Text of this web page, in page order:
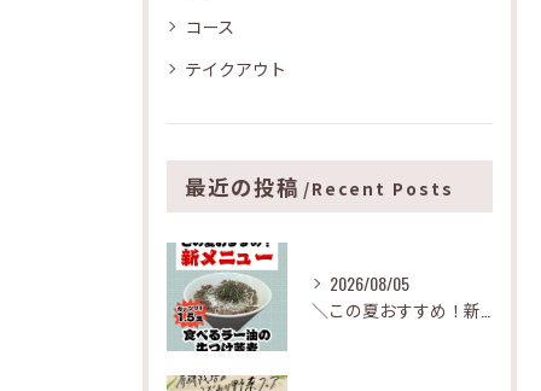
コース
テイクアウト
最近の投稿 Recent Posts
2026/08/05